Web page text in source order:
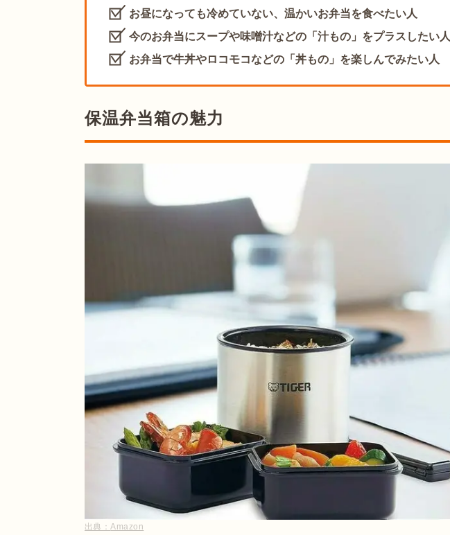
お昼になっても冷めていない、温かいお弁当を食べたい人
今のお弁当にスープや味噌汁などの「汁もの」をプラスしたい人
お弁当で牛丼やロコモコなどの「丼もの」を楽しんでみたい人
保温弁当箱の魅力
出典：Amazon